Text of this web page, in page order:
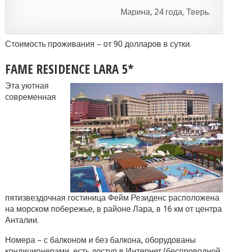
Марина, 24 года, Тверь.
Стоимость проживания – от 90 долларов в сутки.
FAME RESIDENCE LARA 5*
Эта уютная
современная
пятизвездочная гостиница Фейм Резиденс расположена
на морском побережье, в районе Лара, в 16 км от центра
Анталии.
Номера – с балконом и без балкона, оборудованы